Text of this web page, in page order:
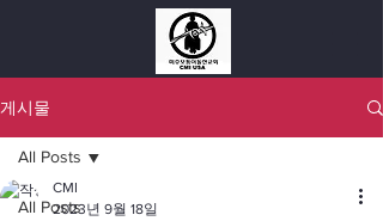
게시물
All Posts
All Posts
CMI
2023년 9월 18일